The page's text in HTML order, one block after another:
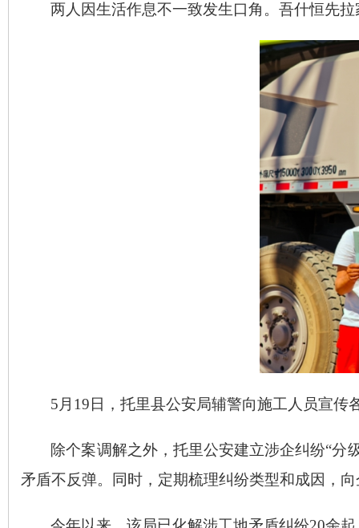
两人因生活作息不一致发生口角。吾什恒先
5月19日，托里县公安局辅警向施工人员宣传
除个案调解之外，托里公安建立涉企纠纷“分
矛盾不反弹。同时，定期梳理纠纷类型和成因，